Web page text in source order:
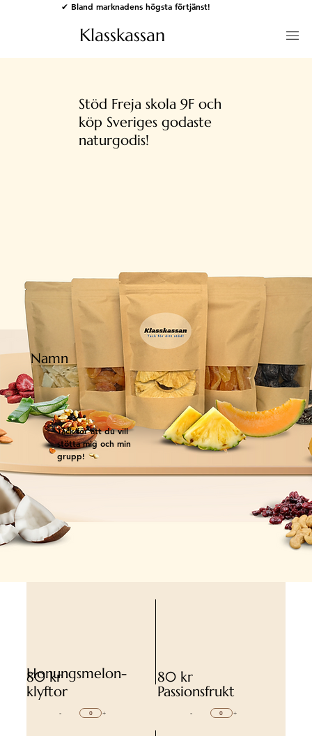
✔ Bland marknadens högsta förtjänst!
Klasskassan
Stöd Freja skola 9F och
köp Sveriges godaste
naturgodis!
Tack för att du vill
stötta mig och min
grupp!
Namn
80 kr
Honungsmelon-
klyftor
- +
80 kr
Passionsfrukt
- +